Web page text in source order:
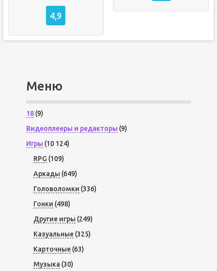
4,9
Меню
18(9)
Видеоплееры и редакторы (9)
Игры (10 124)
RPG (109)
Аркады (649)
Головоломки (336)
Гонки (498)
Другие игры (249)
Казуальные(325)
Карточные(63)
Музыка (30)